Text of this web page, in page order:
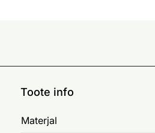
Toote info
Materjal